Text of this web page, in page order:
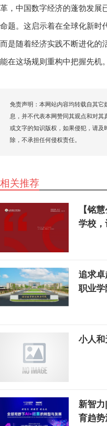
革，中国数字经济的蓬勃发展
命题。这启示着在全球化新时
而是随着经济实践不断进化的
能在这场规则重构中把握先机。
免责声明：本网站内容均转载自其
息，并不代表本网赞同其观点和对
或文字的知识版权，如果侵犯，请
除，不承担任何侵权责任。
相关推荐
【铭
学校
追求
职业
小人
新智
育趋